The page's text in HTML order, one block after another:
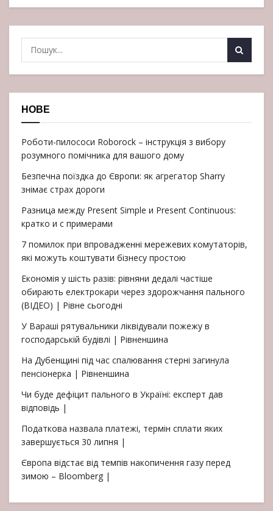
НОВЕ
Роботи-пилососи Roborock – інструкція з вибору
розумного помічника для вашого дому
Безпечна поїздка до Європи: як агрегатор Sharry
знімає страх дороги
Разница между Present Simple и Present Continuous:
кратко и с примерами
7 помилок при впровадженні мережевих комутаторів,
які можуть коштувати бізнесу простою
Економія у шість разів: рівняни дедалі частіше
обирають електрокари через здорожчання пального
(ВІДЕО) | Рівне сьогодні
У Вараші рятувальники ліквідували пожежу в
господарській будівлі | Рівненшина
На Дубенщині під час спалювання стерні загинула
пенсіонерка | Рівненшина
Чи буде дефіцит пального в Україні: експерт дав
відповідь |
Податкова назвала платежі, термін сплати яких
завершується 30 липня |
Європа відстає від темпів накопичення газу перед
зимою – Bloomberg |